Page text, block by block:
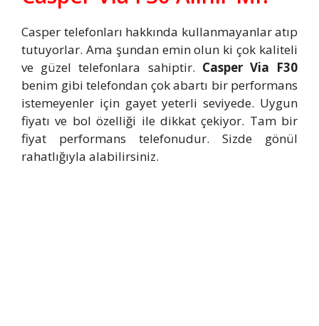
Casper telefonları hakkında kullanmayanlar atıp
tutuyorlar. Ama şundan emin olun ki çok kaliteli
ve güzel telefonlara sahiptir. Casper Via F30
benim gibi telefondan çok abartı bir performans
istemeyenler için gayet yeterli seviyede. Uygun
fiyatı ve bol özelliği ile dikkat çekiyor. Tam bir
fiyat performans telefonudur. Sizde gönül
rahatlığıyla alabilirsiniz.